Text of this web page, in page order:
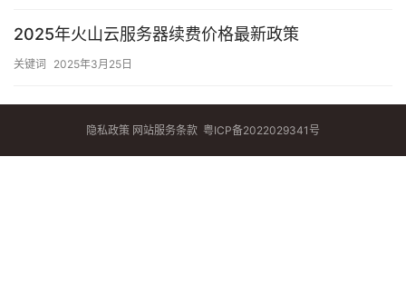
2025年火山云服务器续费价格最新政策
关键词 2025年3月25日
隐私政策 网站服务条款 粤ICP备2022029341号